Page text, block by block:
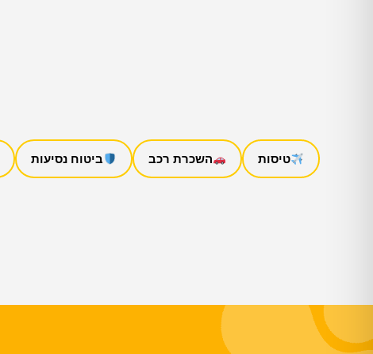
טיסות השכרת רכב ביטוח נסיעות